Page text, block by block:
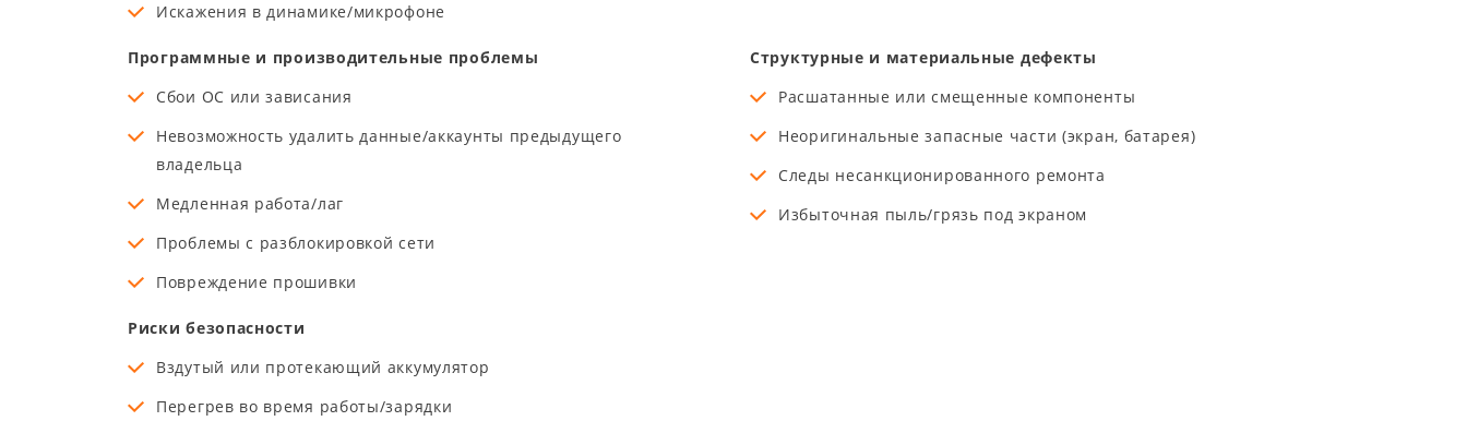
Искажения в динамике/микрофоне
Программные и производительные проблемы
Сбои ОС или зависания
Невозможность удалить данные/аккаунты предыдущего
владельца
Медленная работа/лаг
Проблемы с разблокировкой сети
Повреждение прошивки
Структурные и материальные дефекты
Расшатанные или смещенные компоненты
Неоригинальные запасные части (экран, батарея)
Следы несанкционированного ремонта
Избыточная пыль/грязь под экраном
Риски безопасности
Вздутый или протекающий аккумулятор
Перегрев во время работы/зарядки